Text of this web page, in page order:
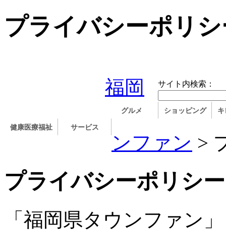
プライバシーポリ
サイト内検索：
グルメ ショッピング
健康医療福祉 サービス
福岡
ンファン >
プライバシーポリシー
「福岡県タウンファン